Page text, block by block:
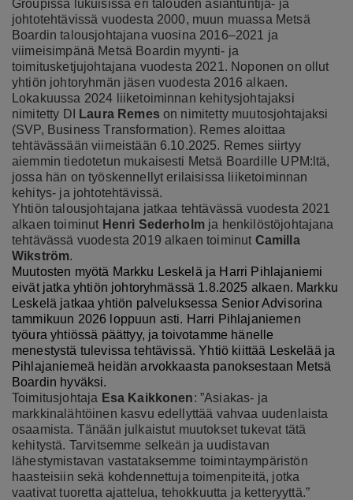
Groupissa lukuisissa eri talouden asiantuntija- ja
johtotehtävissä vuodesta 2000, muun muassa Metsä
Boardin talousjohtajana vuosina 2016–2021 ja
viimeisimpänä Metsä Boardin myynti- ja
toimitusketjujohtajana vuodesta 2021. Noponen on ollut
yhtiön johtoryhmän jäsen vuodesta 2016 alkaen.
Lokakuussa 2024 liiketoiminnan kehitysjohtajaksi
nimitetty DI
Laura Remes on nimitetty muutosjohtajaksi
(SVP, Business Transformation). Remes aloittaa
tehtävässään viimeistään 6.10.2025. Remes siirtyy
aiemmin tiedotetun mukaisesti Metsä Boardille UPM:ltä,
jossa hän on työskennellyt erilaisissa liiketoiminnan
kehitys- ja johtotehtävissä.
Yhtiön talousjohtajana jatkaa tehtävässä vuodesta 2021
alkaen toiminut Henri Sederholmja henkilöstöjohtajana
tehtävässä vuodesta 2019 alkaen toiminut Camilla
Wikström.
Muutosten myötä Markku Leskelä ja Harri Pihlajaniemi
eivät jatka yhtiön johtoryhmässä 1.8.2025 alkaen. Markku
Leskelä jatkaa yhtiön palveluksessa Senior Advisorina
tammikuun 2026 loppuun asti. Harri Pihlajaniemen
työura yhtiössä päättyy, ja toivotamme hänelle
menestystä tulevissa tehtävissä. Yhtiö kiittää Leskelää ja
Pihlajaniemeä heidän arvokkaasta panoksestaan Metsä
Boardin hyväksi.
Toimitusjohtaja Esa Kaikkonen: ”Asiakas- ja
markkinalähtöinen kasvu edellyttää vahvaa uudenlaista
osaamista. Tänään julkaistut muutokset tukevat tätä
kehitystä. Tarvitsemme selkeän ja uudistavan
lähestymistavan vastataksemme toimintaympäristön
haasteisiin sekä kohdennettuja toimenpiteitä, jotka
vaativat tuoretta ajattelua, tehokkuutta ja ketteryyttä.”